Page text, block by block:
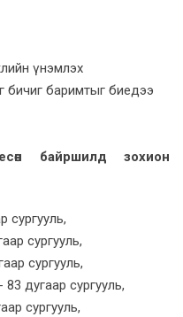
үнэмлэх
бичиг баримтыг биедээ
байршилд зохион
сургууль,
сургууль,
сургууль,
дугаар сургууль,
сургууль,